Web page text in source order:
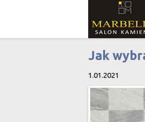
Jak
1.01.2021